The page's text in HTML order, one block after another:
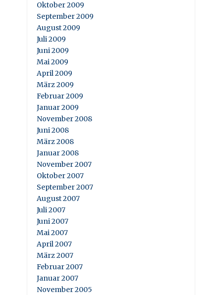
Oktober 2009
September 2009
August 2009
Juli 2009
Juni 2009
Mai 2009
April 2009
März 2009
Februar 2009
Januar 2009
November 2008
Juni 2008
März 2008
Januar 2008
November 2007
Oktober 2007
September 2007
August 2007
Juli 2007
Juni 2007
Mai 2007
April 2007
März 2007
Februar 2007
Januar 2007
November 2005